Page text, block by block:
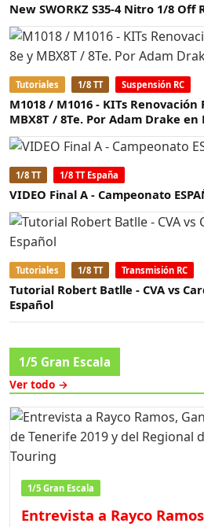
New SWORKZ S35-4 Nitro 1/8 Off
Tutoriales 1/8 TT Suspensión RC
M1018 / M1016 - KITs
MBX8T / 8Te. Por Adam Drake en
1/8 TT 1/8 TT España
VIDEO Final A - Campeonato
Tutoriales 1/8 TT Transmisión RC
Tutorial Robert Batlle - CVA vs
Español
1/5 Gran Escala
Ver todo →
1/5 Gran Escala
Entrevista a Rayco